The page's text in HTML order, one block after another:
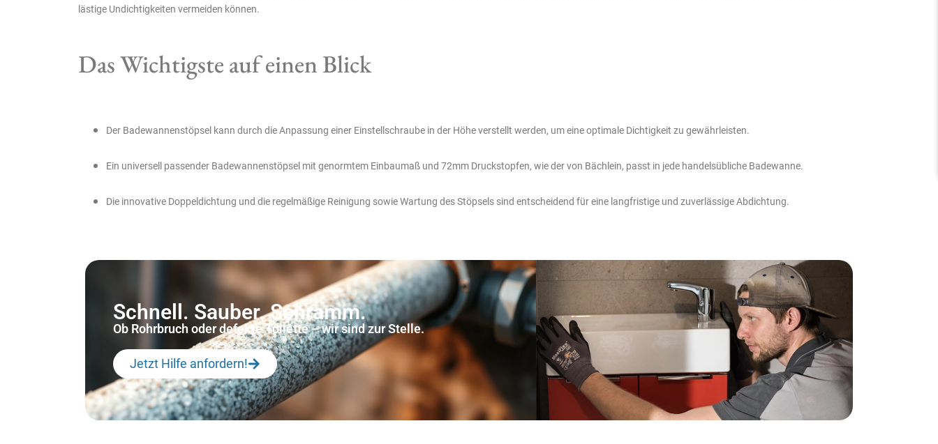
lästige Undichtigkeiten vermeiden können.
Das Wichtigste auf einen Blick
Der Badewannenstöpsel kann durch die Anpassung einer Einstellschraube in der Höhe verstellt werden, um eine optimale Dichtigkeit zu gewährleisten.
Ein universell passender Badewannenstöpsel mit genormtem Einbaumaß und 72mm Druckstopfen, wie der von Bächlein, passt in jede handelsübliche Badewanne.
Die innovative Doppeldichtung und die regelmäßige Reinigung sowie Wartung des Stöpsels sind entscheidend für eine langfristige und zuverlässige Abdichtung.
Schnell. Sauber. Schramm.
Ob Rohrbruch oder defekte Toilette – wir sind zur Stelle.
Jetzt Hilfe anfordern!